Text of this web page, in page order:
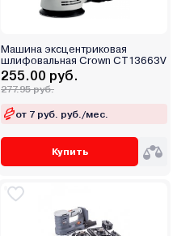
Машина эксцентриковая
шлифовальная Crown CT13663V
255.00 руб.
277.95 руб.
от 7 руб. руб./мес.
Купить